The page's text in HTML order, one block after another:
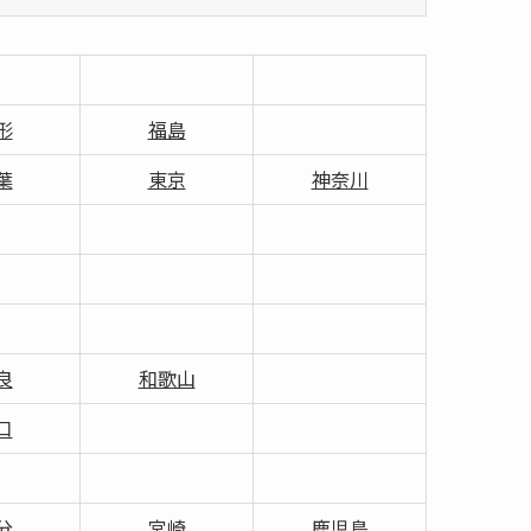
福島
東京
神奈川
和歌山